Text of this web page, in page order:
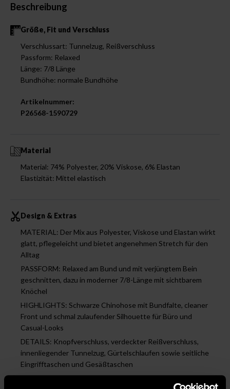
Beschreibung
Größe, Fit und Verschluss
Verschlussart: Tunnelzug, Reißverschluss
Passform: Relaxed
Länge: 7/8 Länge
Bundhöhe: normale Bundhöhe
Artikelnummer:
P26568-1590729
Material
Material: 74% Polyester, 20% Viskose, 6% Elastan
Elastizität: Mittel elastisch
Design & Extras
MATERIAL: Der Mix aus Polyester, Viskose und Elastan wirkt
glatt, pflegeleicht und bietet angenehmen Stretch für den
Alltag
PASSFORM: Relaxed am Bund und mit verjüngtem Bein
geschnitten, dazu in moderner 7/8-Länge mit sichtbarem
Knöchel
HIGHLIGHTS: Schwarze Chinohose mit Bundfalte, cleaner
Front und schmal zulaufender Silhouette für Büro und
Casual-Looks
DETAILS: Knopfverschluss, verdeckter Reißverschluss,
innenliegender Tunnelzug, Gürtelschlaufen sowie seitliche
Eingrifftaschen und Gesäßtaschen
STYLE: Passt zu Polo, Hemd oder Feinstrick und wirkt als